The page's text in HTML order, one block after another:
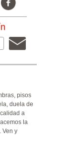
pisos
duela de
a
la
Ven y